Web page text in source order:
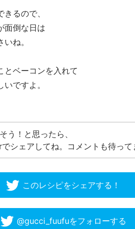
るので、
面倒な日は
ね。
とベーコンを入れて
ですよ。
う！と思ったら、
シェアしてね。コメントも待って
このレシピをシェアする！
@gucci_fuufuをフォローする